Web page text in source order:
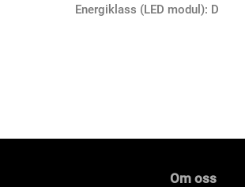
Energiklass (LED modul): D
Om oss